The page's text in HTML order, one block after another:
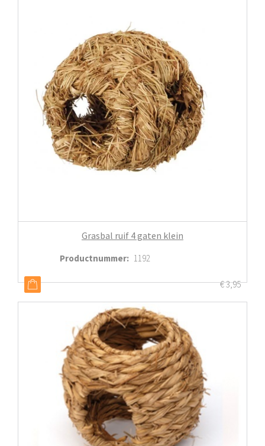
Grasbal ruif 4 gaten klein
Productnummer: 1192
€3,95